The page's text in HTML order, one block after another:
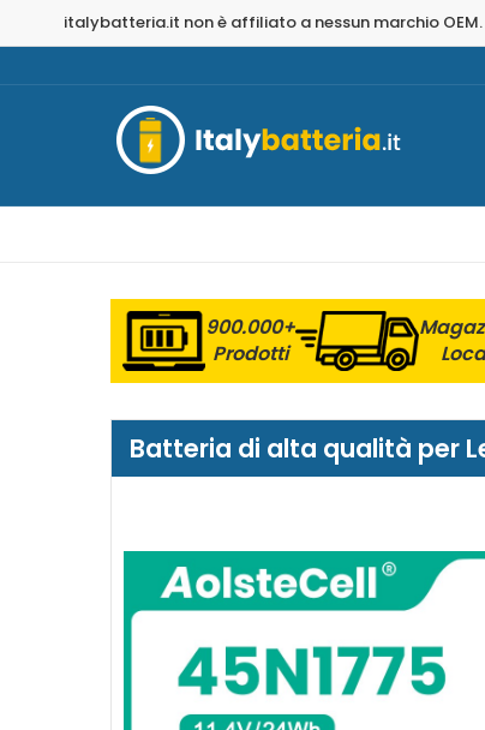
italybatteria.it non è affiliato a nessun marchio
900.000+
Prodotti
Batteria di alta qualità per